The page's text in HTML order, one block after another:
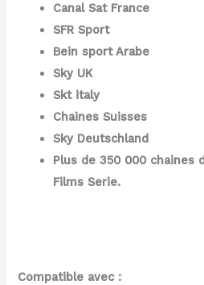
Canal Sat France
SFR Sport
Bein sport Arabe
Sky UK
Skt italy
Chaines Suisses
Sky Deutschland
Plus de 350 000 chaines
Films Serie.
Compatible avec :